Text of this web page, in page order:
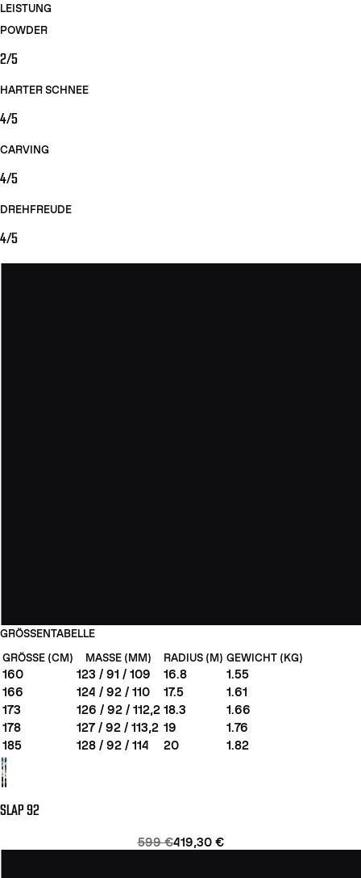
LEISTUNG
POWDER
2/5
HARTER SCHNEE
4/5
CARVING
4/5
DREHFREUDE
4/5
GRÖSSENTABELLE
GRÖSSE (CM)
MASSE (MM) RADIUS (M) GEWICHT (KG)
160 123 / 91 / 109 16.8
1.55
166
124 / 92 / 110 17.5
1.61
173
126 / 92 / 112,2 18.3
1.66
178
127 / 92 / 113,2 19
1.76
185
128 / 92 / 114 20 1.82
SLAP 92
599 €419,30 €